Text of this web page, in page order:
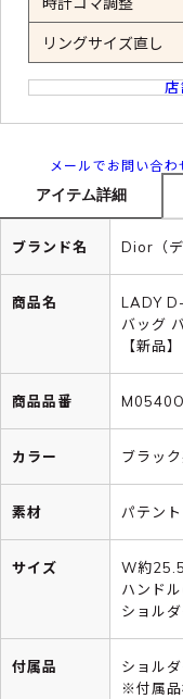
リングサイズ直し
メールでお問い合わ
アイテム詳細
ブランド名 Dior（デ
商品名
LADY
バッグ
【新品】
商品品番
カラー ブラッ
素材 パテン
サイズ
W約
ハンド
ショル
付属品
ショル
※付属品